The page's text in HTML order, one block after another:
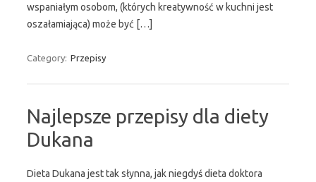
wspaniałym osobom, (których kreatywność w kuchni jest
oszałamiająca) może być […]
Category: Przepisy
Najlepsze przepisy dla diety
Dukana
Dieta Dukana jest tak słynna, jak niegdyś dieta doktora